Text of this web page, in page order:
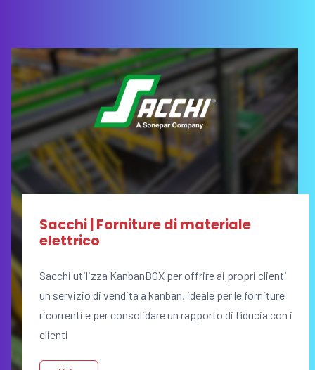
Sacchi | Forniture di materiale
elettrico
Sacchi utilizza KanbanBOX per offrire ai propri clienti
un servizio di vendita a kanban, ideale per le forniture
ricorrenti e per consolidare un rapporto di fiducia con i
clienti